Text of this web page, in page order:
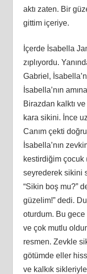
aktı zaten. Bir
gittim içeriye.
İçerde İsabella
zıplıyordu.
Gabriel,
İsabella’nın
Birazdan kalktı
kara sikini. İnce
Canım çekti
İsabella’nın
kestirdiğim çocuk
seyrederek sikini
“Sikin boş mu?”
güzelim!” dedi.
oturdum. Bu gece
ve çok mutlu
resmen. Zevkle
götümde eller
ve kalkık